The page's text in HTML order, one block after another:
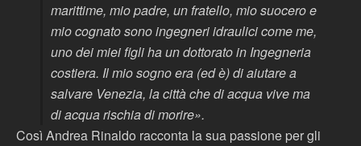
marittime, mio padre, un fratello, mio suocero e
mio cognato sono ingegneri idraulici come me,
uno dei miei figli ha un dottorato in Ingegneria
costiera. Il mio sogno era (ed è) di aiutare a
salvare Venezia, la città che di acqua vive ma
di acqua rischia di morire».
Così Andrea Rinaldo racconta la sua passione per gli